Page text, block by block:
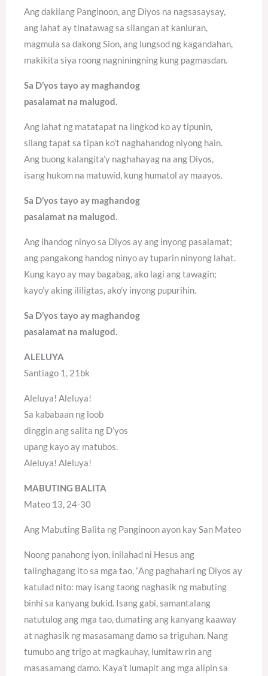
Ang dakilang Panginoon, ang Diyos na nagsasaysay,
ang lahat ay tinatawag sa silangan at kanluran,
magmula sa dakong Sion, ang lungsod ng kagandahan,
makikita siya roong nagniningning kung pagmasdan.
Sa D’yos tayo ay maghandog
pasalamat na malugod.
Ang lahat ng matatapat na lingkod ko ay tipunin,
silang tapat sa tipan ko’t naghahandog niyong hain.
Ang buong kalangita’y naghahayag na ang Diyos,
isang hukom na matuwid, kung humatol ay maayos.
Sa D’yos tayo ay maghandog
pasalamat na malugod.
Ang ihandog ninyo sa Diyos ay ang inyong pasalamat;
ang pangakong handog ninyo ay tuparin ninyong lahat.
Kung kayo ay may bagabag, ako lagi ang tawagin;
kayo’y aking ililigtas, ako’y inyong pupurihin.
Sa D’yos tayo ay maghandog
pasalamat na malugod.
ALELUYA
Santiago 1, 21bk
Aleluya! Aleluya!
Sa kababaan ng loob
dinggin ang salita ng D’yos
upang kayo ay matubos.
Aleluya! Aleluya!
MABUTING BALITA
Mateo 13, 24-30
Ang Mabuting Balita ng Panginoon ayon kay San Mateo
Noong panahong iyon, inilahad ni Hesus ang
talinghagang ito sa mga tao, “Ang paghahari ng Diyos ay
katulad nito: may isang taong naghasik ng mabuting
binhi sa kanyang bukid. Isang gabi, samantalang
natutulog ang mga tao, dumating ang kanyang kaaway
at naghasik ng masasamang damo sa triguhan. Nang
tumubo ang trigo at magkauhay, lumitaw rin ang
masasamang damo. Kaya’t lumapit ang mga alipin sa